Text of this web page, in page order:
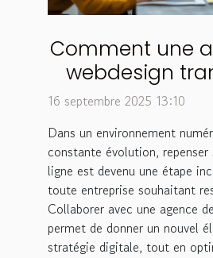
Comment une
webdesign
votre stratégie
16 septembre 2025 13:10
Dans un environnement
constante évolution, repenser
ligne est devenu une étape
toute entreprise souhaitant
Collaborer avec une agence
permet de donner un nouvel
stratégie digitale, tout en